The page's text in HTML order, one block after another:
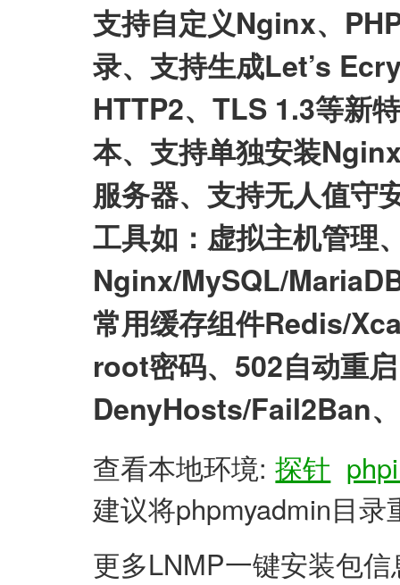
支持自定义Nginx、
录、支持生成Let’s
HTTP2、TLS 1.3等新
本、支持单独安装
服务器、支持无人值守
工具如：虚拟主机管理
Nginx/MySQL/
常用缓存组件Redis/
root密码、502自动重
DenyHosts/Fail2Ban
查看本地环境:探针
建议将phpmyadmin目
更多LNMP一键安装包